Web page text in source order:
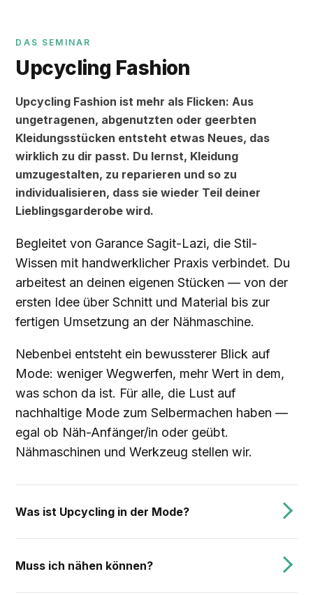
DAS SEMINAR
Upcycling Fashion
Upcycling Fashion ist mehr als Flicken: Aus
ungetragenen, abgenutzten oder geerbten
Kleidungsstücken entsteht etwas Neues, das
wirklich zu dir passt. Du lernst, Kleidung
umzugestalten, zu reparieren und so zu
individualisieren, dass sie wieder Teil deiner
Lieblingsgarderobe wird.
Begleitet von Garance Sagit-Lazi, die Stil-
Wissen mit handwerklicher Praxis verbindet. Du
arbeitest an deinen eigenen Stücken — von der
ersten Idee über Schnitt und Material bis zur
fertigen Umsetzung an der Nähmaschine.
Nebenbei entsteht ein bewussterer Blick auf
Mode: weniger Wegwerfen, mehr Wert in dem,
was schon da ist. Für alle, die Lust auf
nachhaltige Mode zum Selbermachen haben —
egal ob Näh-Anfänger/in oder geübt.
Nähmaschinen und Werkzeug stellen wir.
Was ist Upcycling in der Mode?
Muss ich nähen können?